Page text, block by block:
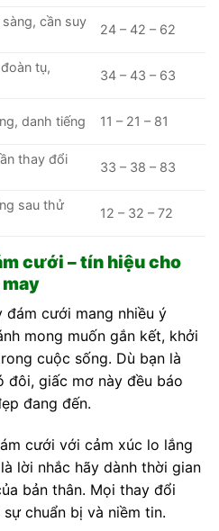
cần suy
24 – 42 – 62
tụ,
34 – 43 – 63
danh tiếng 11 – 21 – 81
thay đổi
33 – 38 – 83
sau thử
12 – 32 – 72
cưới – tín hiệu cho
đám cưới mang nhiều ý
mong muốn gắn kết, khởi
cuộc sống. Dù bạn là
đôi, giấc mơ này đều báo
đang đến.
cưới với cảm xúc lo lắng
lời nhắc hãy dành thời gian
bản thân. Mọi thay đổi
chuẩn bị và niềm tin.